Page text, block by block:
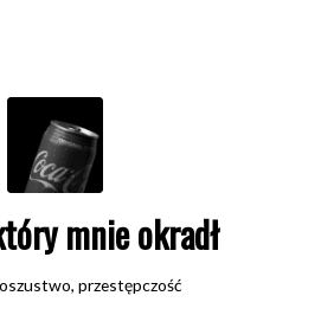
mnie okradł
oszustwo, przestępczość